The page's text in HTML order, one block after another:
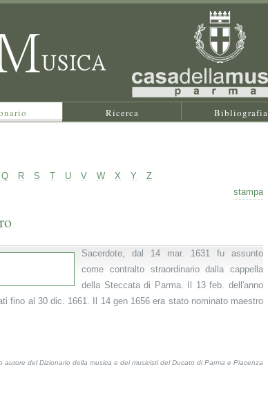
Ricerca Bibliografia
Q R S T U V W X Y
Z
stampa
Sacerdote, dal 14 mar. 1631 fu assunto
come contralto straordinario dalla cappella
della Steccata di Parma. Il 13 feb. dell'anno
fino al 30 dic. 1661. Il 14 gen 1656 era stato nominato maestro
autore del Dizionario della musica e dei musicisti del Ducato di Parma e Piacenza